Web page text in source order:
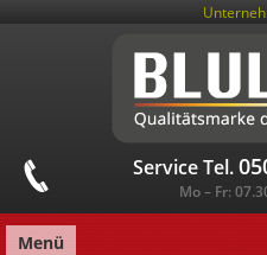
Service Tel.
Mo – Fr:
Menü